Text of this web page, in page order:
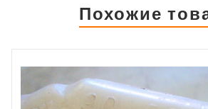
Похожие